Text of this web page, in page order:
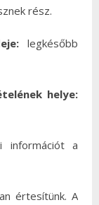
rész.
legkésőbb
helye:
információt a
értesítünk. A